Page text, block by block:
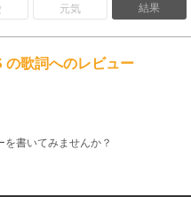
元気 結果
の歌詞へのレビュー
を書いてみませんか？